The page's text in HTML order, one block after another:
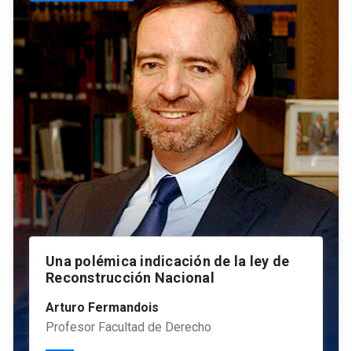
Una polémica indicación de la ley de
Reconstrucción Nacional
Arturo Fermandois
Profesor Facultad de Derecho